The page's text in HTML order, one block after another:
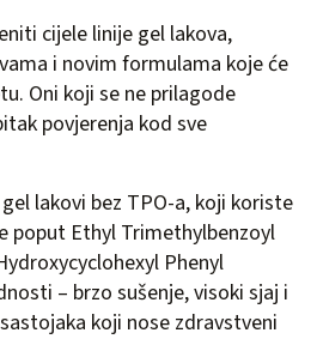
cijele linije gel lakova,
i novim formulama koje će
Oni koji se ne prilagode
povjerenja kod sve
lakovi bez TPO-a, koji koriste
poput Ethyl Trimethylbenzoyl
Phenyl
– brzo sušenje, visoki sjaj i
koji nose zdravstveni